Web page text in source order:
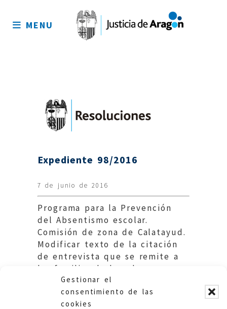
Gestionar el
consentimiento de las
cookies
sitio
MENU
Expediente 98/2016
7 de junio de 2016
Programa para la Prevención
del Absentismo escolar.
Comisión de zona de Calatayud.
Modificar texto de la citación
de entrevista que se remite a
las familias de los alumnos
absentistas. Educación DGA